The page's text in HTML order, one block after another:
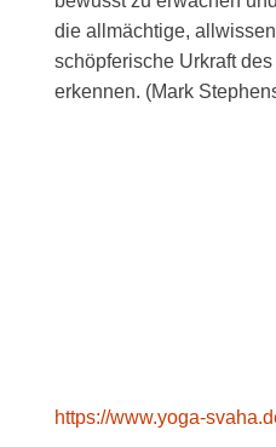
die allmächtige,
schöpferische Urkraft
erkennen. (Mark
https://www.yoga-